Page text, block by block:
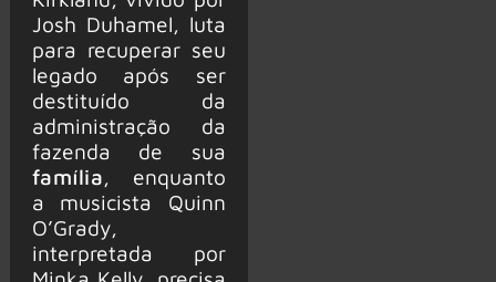
Josh Duhamel, luta
para recuperar seu
legado após ser
destituído da
administração da
fazenda de sua
família, enquanto
a musicista Quinn
O’Grady,
interpretada por